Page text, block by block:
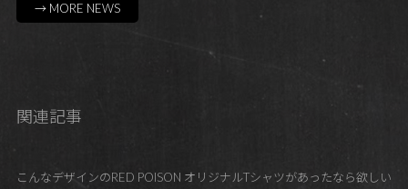
→ MORE NEWS
関連記事
こんなデザインのRED POISON オリジナルTシャツがあったなら欲しい